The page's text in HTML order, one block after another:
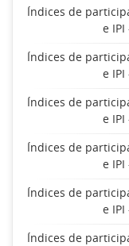
Índices de
e
Índices de
e
Índices de
e
Índices de
e
Índices de
e
Índices de